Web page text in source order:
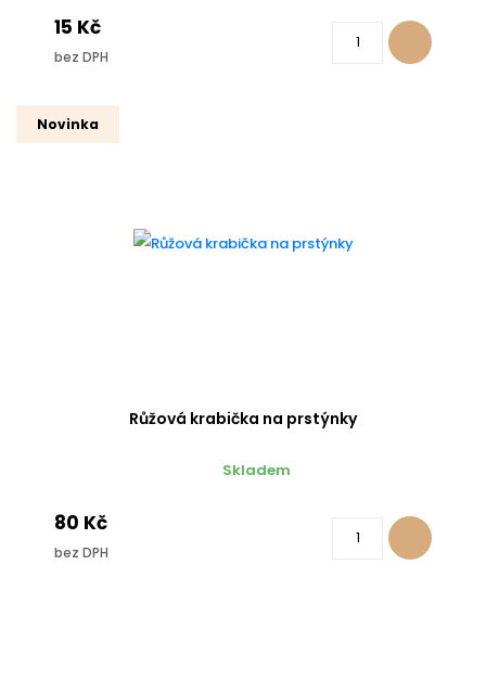
15 Kč
bez DPH
Novinka
Růžová krabička na prstýnky
Skladem
80 Kč
bez DPH